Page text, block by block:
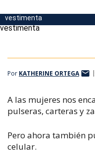
vestimenta
vestimenta
Por KATHERINE ORTEGA
A las mujeres nos
pulseras, carteras y
Pero ahora también
celular.